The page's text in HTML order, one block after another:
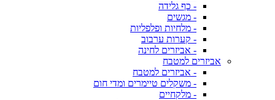
- כף גלידה
- מגשים
- מלחיות ופלפליות
- קערות ערבוב
- אביזרים לחינה
אביזרים למטבח
- אביזרים למטבח
- משקלים טיימרים ומדי חום
- מלקחיים